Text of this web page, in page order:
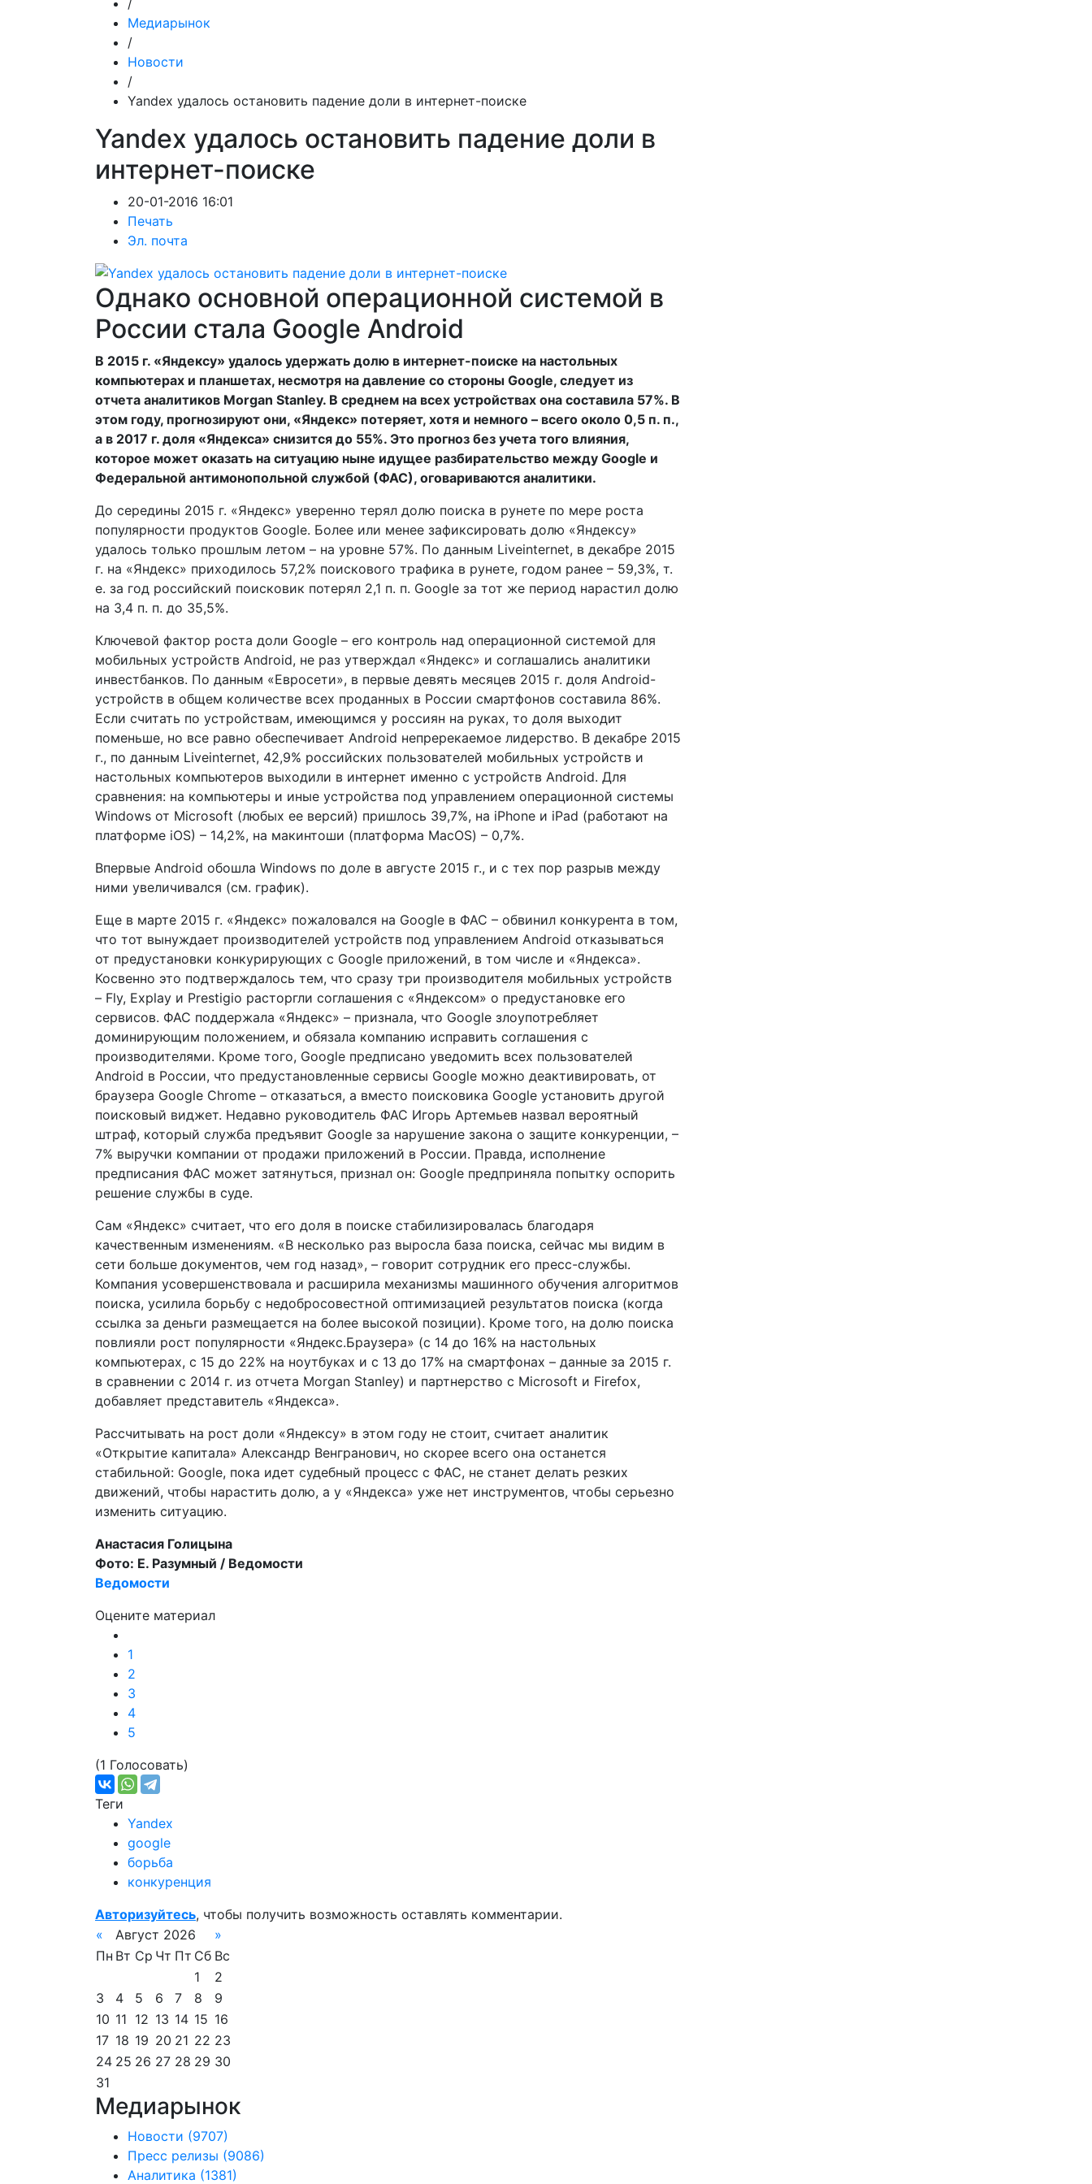
/
Медиарынок
/
Новости
/
Yandex удалось остановить падение доли в интернет-поиске
Yandex удалось остановить падение доли в
интернет-поиске
20-01-2016 16:01
Печать
Эл. почта
Однако основной операционной системой в
России стала Google Android
В 2015 г. «Яндексу» удалось удержать долю в интернет-поиске на настольных
компьютерах и планшетах, несмотря на давление со стороны Google, следует из
отчета аналитиков Morgan Stanley. В среднем на всех устройствах она составила 57%. В
этом году, прогнозируют они, «Яндекс» потеряет, хотя и немного – всего около 0,5 п. п.,
а в 2017 г. доля «Яндекса» снизится до 55%. Это прогноз без учета того влияния,
которое может оказать на ситуацию ныне идущее разбирательство между Google и
Федеральной антимонопольной службой (ФАС), оговариваются аналитики.
До середины 2015 г. «Яндекс» уверенно терял долю поиска в рунете по мере роста
популярности продуктов Google. Более или менее зафиксировать долю «Яндексу»
удалось только прошлым летом – на уровне 57%. По данным Liveinternet, в декабре 2015
г. на «Яндекс» приходилось 57,2% поискового трафика в рунете, годом ранее – 59,3%, т.
е. за год российский поисковик потерял 2,1 п. п. Google за тот же период нарастил долю
на 3,4 п. п. до 35,5%.
Ключевой фактор роста доли Google – его контроль над операционной системой для
мобильных устройств Android, не раз утверждал «Яндекс» и соглашались аналитики
инвестбанков. По данным «Евросети», в первые девять месяцев 2015 г. доля Android-
устройств в общем количестве всех проданных в России смартфонов составила 86%.
Если считать по устройствам, имеющимся у россиян на руках, то доля выходит
поменьше, но все равно обеспечивает Android непререкаемое лидерство. В декабре 2015
г., по данным Liveinternet, 42,9% российских пользователей мобильных устройств и
настольных компьютеров выходили в интернет именно с устройств Android. Для
сравнения: на компьютеры и иные устройства под управлением операционной системы
Windows от Microsoft (любых ее версий) пришлось 39,7%, на iPhone и iPad (работают на
платформе iOS) – 14,2%, на макинтоши (платформа MacOS) – 0,7%.
Впервые Android обошла Windows по доле в августе 2015 г., и с тех пор разрыв между
ними увеличивался (см. график).
Еще в марте 2015 г. «Яндекс» пожаловался на Google в ФАС – обвинил конкурента в том,
что тот вынуждает производителей устройств под управлением Android отказываться
от предустановки конкурирующих с Google приложений, в том числе и «Яндекса».
Косвенно это подтверждалось тем, что сразу три производителя мобильных устройств
– Fly, Explay и Prestigio расторгли соглашения с «Яндексом» о предустановке его
сервисов. ФАС поддержала «Яндекс» – признала, что Google злоупотребляет
доминирующим положением, и обязала компанию исправить соглашения с
производителями. Кроме того, Google предписано уведомить всех пользователей
Android в России, что предустановленные сервисы Google можно деактивировать, от
браузера Google Chrome – отказаться, а вместо поисковика Google установить другой
поисковый виджет. Недавно руководитель ФАС Игорь Артемьев назвал вероятный
штраф, который служба предъявит Google за нарушение закона о защите конкуренции, –
7% выручки компании от продажи приложений в России. Правда, исполнение
предписания ФАС может затянуться, признал он: Google предприняла попытку оспорить
решение службы в суде.
Сам «Яндекс» считает, что его доля в поиске стабилизировалась благодаря
качественным изменениям. «В несколько раз выросла база поиска, сейчас мы видим в
сети больше документов, чем год назад», – говорит сотрудник его пресс-службы.
Компания усовершенствовала и расширила механизмы машинного обучения алгоритмов
поиска, усилила борьбу с недобросовестной оптимизацией результатов поиска (когда
ссылка за деньги размещается на более высокой позиции). Кроме того, на долю поиска
повлияли рост популярности «Яндекс.Браузера» (с 14 до 16% на настольных
компьютерах, с 15 до 22% на ноутбуках и с 13 до 17% на смартфонах – данные за 2015 г.
в сравнении с 2014 г. из отчета Morgan Stanley) и партнерство с Microsoft и Firefox,
добавляет представитель «Яндекса».
Рассчитывать на рост доли «Яндексу» в этом году не стоит, считает аналитик
«Открытие капитала» Александр Венгранович, но скорее всего она останется
стабильной: Google, пока идет судебный процесс с ФАС, не станет делать резких
движений, чтобы нарастить долю, а у «Яндекса» уже нет инструментов, чтобы серьезно
изменить ситуацию.
Анастасия Голицына
Фото: Е. Разумный / Ведомости
Ведомости
Оцените материал
1
2
3
4
5
(1 Голосовать)
Теги
Yandex
google
борьба
конкуренция
Авторизуйтесь, чтобы получить возможность оставлять комментарии.
«
Август 2026
»
Пн Вт Ср Чт Пт Сб Вс
1
2
3
4 5 6 7 8
9
10 11 12 13 14 15 16
17 18 19 20 21 22 23
24 25 26 27 28 29 30
31
Медиарынок
Новости (9707)
Пресс релизы (9086)
Аналитика (1381)